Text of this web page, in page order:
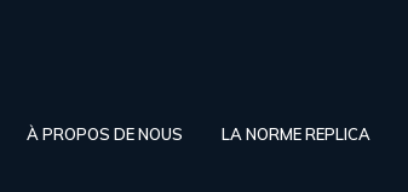
À PROPOS DE NOUS LA NORME REPLICA